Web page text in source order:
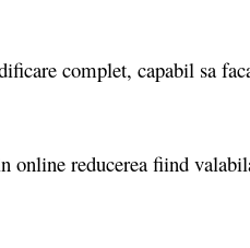
complet, capabil sa
online reducerea fiind